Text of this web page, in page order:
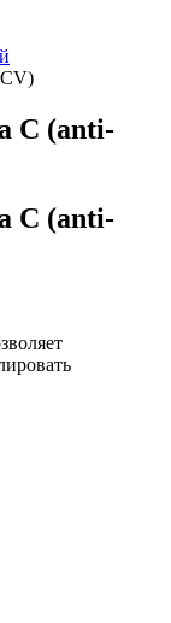
С (anti-
С (anti-